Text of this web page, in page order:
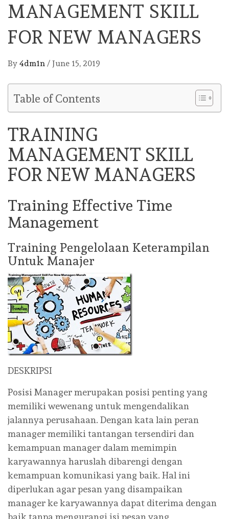
MANAGEMENT SKILL
FOR NEW MANAGERS
By 4dm1n / June 15, 2019
Table of Contents
TRAINING
MANAGEMENT SKILL
FOR NEW MANAGERS
Training Effective Time
Management
Training Pengelolaan Keterampilan
Untuk Manajer
DESKRIPSI
Posisi Manager merupakan posisi penting yang
memiliki wewenang untuk mengendalikan
jalannya perusahaan. Dengan kata lain peran
manager memiliki tantangan tersendiri dan
kemampuan manager dalam memimpin
karyawannya haruslah dibarengi dengan
kemampuan komunikasi yang baik. Hal ini
diperlukan agar pesan yang disampaikan
manager ke karyawannya dapat diterima dengan
baik tanpa mengurangi isi pesan yang